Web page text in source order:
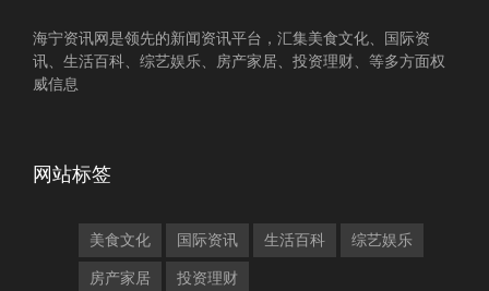
海宁资讯网是领先的新闻资讯平台，汇集美食文化、国际资
讯、生活百科、综艺娱乐、房产家居、投资理财、等多方面权
威信息
网站标签
美食文化 国际资讯 生活百科 综艺娱乐
房产家居 投资理财